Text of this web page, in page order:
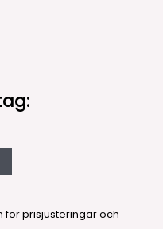
för prisjusteringar och